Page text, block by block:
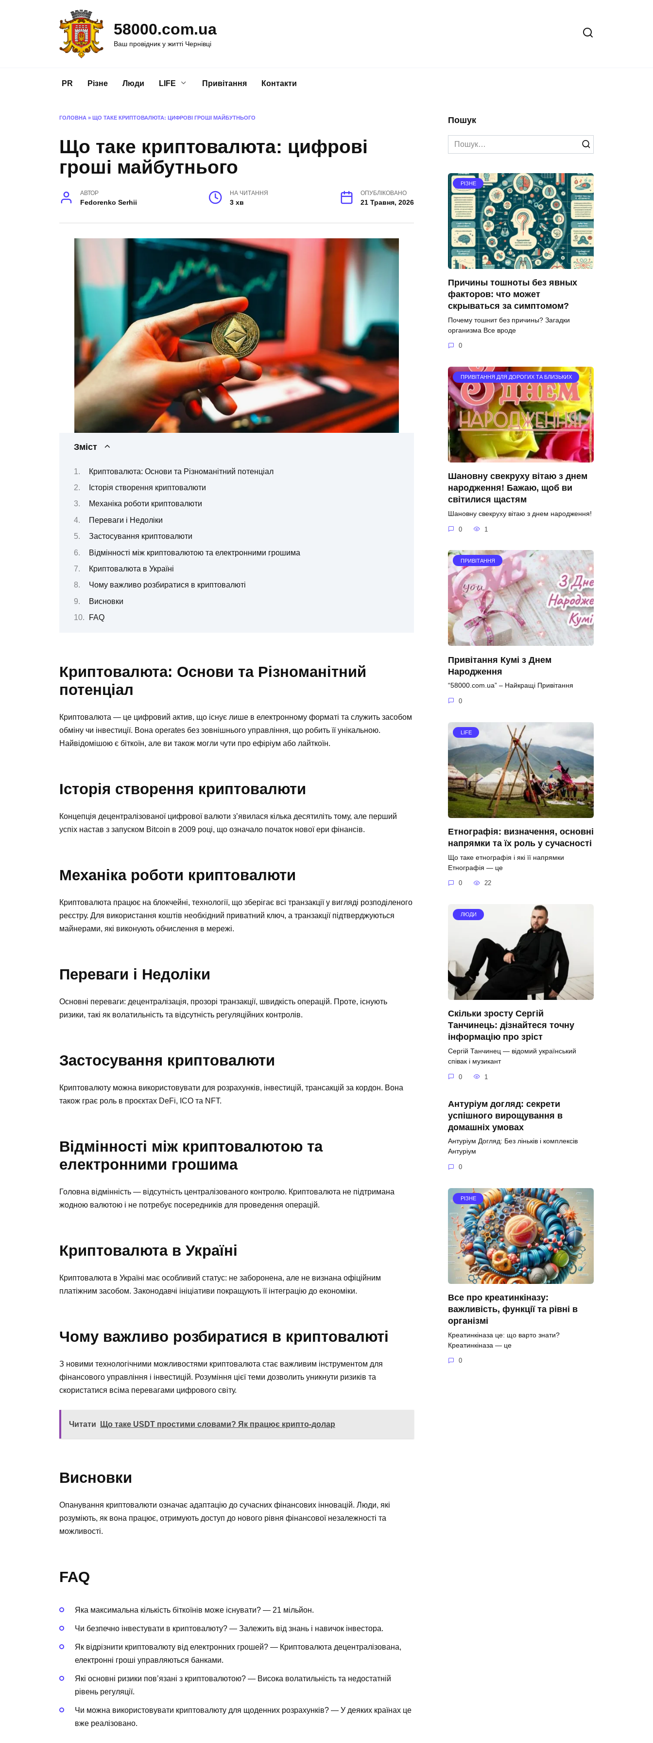
58000.com.ua
Ваш провідник у житті Чернівці
PR Різне Люди LIFE Привітання Контакти
ГОЛОВНА » ЩО ТАКЕ КРИПТОВАЛЮТА: ЦИФРОВІ ГРОШІ МАЙБУТНЬОГО
Що таке криптовалюта: цифрові
гроші майбутнього
АВТОР
Fedorenko Serhii
НА ЧИТАННЯ
3 хв
ОПУБЛІКОВАНО
21 Травня, 2026
Зміст
Криптовалюта: Основи та Різноманітний потенціал
Історія створення криптовалюти
Механіка роботи криптовалюти
Переваги і Недоліки
Застосування криптовалюти
Відмінності між криптовалютою та електронними грошима
Криптовалюта в Україні
Чому важливо розбиратися в криптовалюті
Висновки
FAQ
Криптовалюта: Основи та Різноманітний
потенціал
Криптовалюта — це цифровий актив, що існує лише в електронному форматі та служить засобом
обміну чи інвестиції. Вона operates без зовнішнього управління, що робить її унікальною.
Найвідомішою є біткоїн, але ви також могли чути про ефіріум або лайткоїн.
Історія створення криптовалюти
Концепція децентралізованої цифрової валюти з’явилася кілька десятиліть тому, але перший
успіх настав з запуском Bitcoin в 2009 році, що означало початок нової ери фінансів.
Механіка роботи криптовалюти
Криптовалюта працює на блокчейні, технології, що зберігає всі транзакції у вигляді розподіленого
реєстру. Для використання коштів необхідний приватний ключ, а транзакції підтверджуються
майнерами, які виконують обчислення в мережі.
Переваги і Недоліки
Основні переваги: децентралізація, прозорі транзакції, швидкість операцій. Проте, існують
ризики, такі як волатильність та відсутність регуляційних контролів.
Застосування криптовалюти
Криптовалюту можна використовувати для розрахунків, інвестицій, трансакцій за кордон. Вона
також грає роль в проєктах DeFi, ICO та NFT.
Відмінності між криптовалютою та
електронними грошима
Головна відмінність — відсутність централізованого контролю. Криптовалюта не підтримана
жодною валютою і не потребує посередників для проведення операцій.
Криптовалюта в Україні
Криптовалюта в Україні має особливий статус: не заборонена, але не визнана офіційним
платіжним засобом. Законодавчі ініціативи покращують її інтеграцію до економіки.
Чому важливо розбиратися в криптовалюті
З новими технологічними можливостями криптовалюта стає важливим інструментом для
фінансового управління і інвестицій. Розуміння цієї теми дозволить уникнути ризиків та
скористатися всіма перевагами цифрового світу.
Читати Що таке USDT простими словами? Як працює крипто-долар
Висновки
Опанування криптовалюти означає адаптацію до сучасних фінансових інновацій. Люди, які
розуміють, як вона працює, отримують доступ до нового рівня фінансової незалежності та
можливості.
FAQ
Яка максимальна кількість біткоїнів може існувати? — 21 мільйон.
Чи безпечно інвестувати в криптовалюту? — Залежить від знань і навичок інвестора.
Як відрізнити криптовалюту від електронних грошей? — Криптовалюта децентралізована,
електронні гроші управляються банками.
Які основні ризики пов’язані з криптовалютою? — Висока волатильність та недостатній
рівень регуляції.
Чи можна використовувати криптовалюту для щоденних розрахунків? — У деяких країнах це
вже реалізовано.
Пошук
Search
for:
РІЗНЕ
Причины тошноты без явных
факторов: что может
скрываться за симптомом?
Почему тошнит без причины? Загадки
организма Все вроде
0
ПРИВІТАННЯ ДЛЯ ДОРОГИХ ТА БЛИЗЬКИХ
Шановну свекруху вітаю з днем
народження! Бажаю, щоб ви
світилися щастям
Шановну свекруху вітаю з днем народження!
0 1
ПРИВІТАННЯ
Привітання Кумі з Днем
Народження
“58000.com.ua” – Найкращі Привітання
0
LIFE
Етнографія: визначення, основні
напрямки та їх роль у сучасності
Що таке етнографія і які її напрямки
Етнографія — це
0 22
ЛЮДИ
Скільки зросту Сергій
Танчинець: дізнайтеся точну
інформацію про зріст
Сергій Танчинец — відомий український
співак і музикант
0 1
Антуріум догляд: секрети
успішного вирощування в
домашніх умовах
Антуріум Догляд: Без ліньків і комплексів
Антуріум
0
РІЗНЕ
Все про креатинкіназу:
важливість, функції та рівні в
організмі
Креатинкіназа це: що варто знати?
Креатинкіназа — це
0